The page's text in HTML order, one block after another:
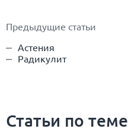
Предыдущие статьи
Астения
Радикулит
Статьи по теме